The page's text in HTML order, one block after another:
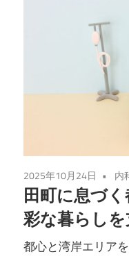
し
ま
す
2025年10月24日 内
田町に息づ
彩な暮らし
都心と湾岸エリア